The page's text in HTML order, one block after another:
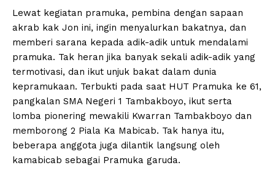
Lewat kegiatan pramuka, pembina dengan sapaan
akrab kak Jon ini, ingin menyalurkan bakatnya, dan
memberi sarana kepada adik-adik untuk mendalami
pramuka. Tak heran jika banyak sekali adik-adik yang
termotivasi, dan ikut unjuk bakat dalam dunia
kepramukaan. Terbukti pada saat HUT Pramuka ke 61,
pangkalan SMA Negeri 1 Tambakboyo, ikut serta
lomba pionering mewakili Kwarran Tambakboyo dan
memborong 2 Piala Ka Mabicab. Tak hanya itu,
beberapa anggota juga dilantik langsung oleh
kamabicab sebagai Pramuka garuda.